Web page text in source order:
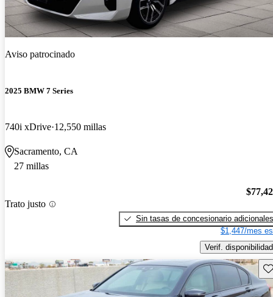
Aviso patrocinado
2025 BMW 7 Series
740i xDrive 12,550 millas
Sacramento, CA
27 millas
Trato justo
Sin tasas de concesionario adicionales
$1,447/mes
Verif. disponibilidad